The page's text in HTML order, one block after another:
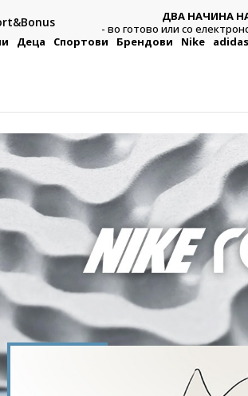
картичка.
Платете со картичка online и
по ваш
Деца Спортови Брендови Nike adidas